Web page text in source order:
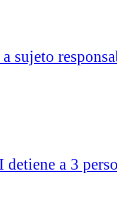
sujeto
detiene a 3